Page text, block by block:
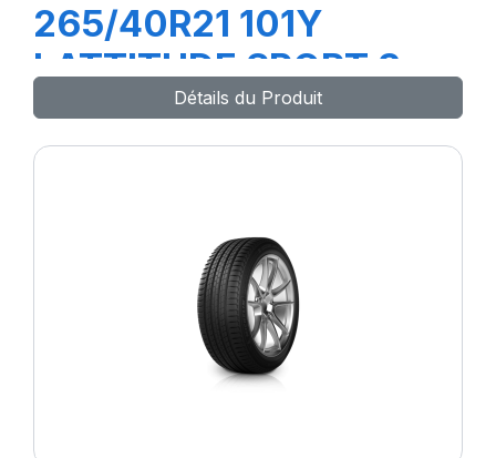
265/40R21 101Y
LATTITUDE SPORT 3
(N0)
Détails du Produit